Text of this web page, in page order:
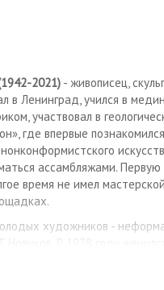
2021) - живописец,
в Ленинград, учился в
участвовал в
где впервые
ассамбляжами.
время не имел
художников -
1979 года. Занимался
композиций из